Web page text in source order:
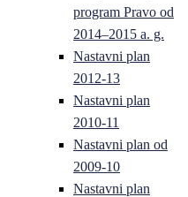
program Pravo od
2014–2015 a. g.
Nastavni plan
2012-13
Nastavni plan
2010-11
Nastavni plan od
2009-10
Nastavni plan